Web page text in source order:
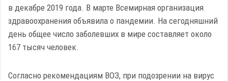
в декабре 2019 года. В марте Всемирная организация
здравоохранения объявила о пандемии. На сегодняшний
день общее число заболевших в мире составляет около
167 тысяч человек.
Согласно рекомендациям ВОЗ, при подозрении на вирус